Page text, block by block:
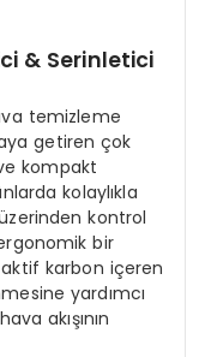
& Serinletici
temizleme
getiren çok
kompakt
kolaylıkla
kontrol
bir
aktif karbon içeren
yardımcı
akışının